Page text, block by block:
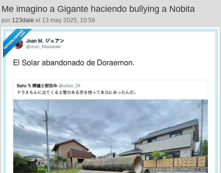
Me imagino a Gigante haciendo bullying a Nobita
por 123dale el 13 may 2025, 10:58